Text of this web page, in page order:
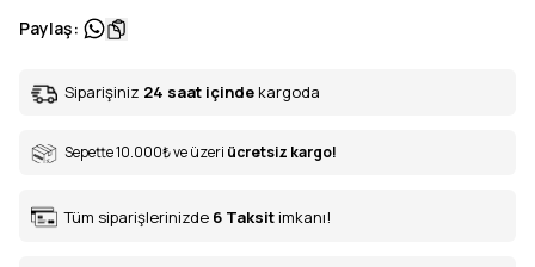
Paylaş:
Siparişiniz 24 saat içinde kargoda
Sepette 10.000₺ve üzeri ücretsiz kargo!
Tüm siparişlerinizde 6 Taksit imkanı!